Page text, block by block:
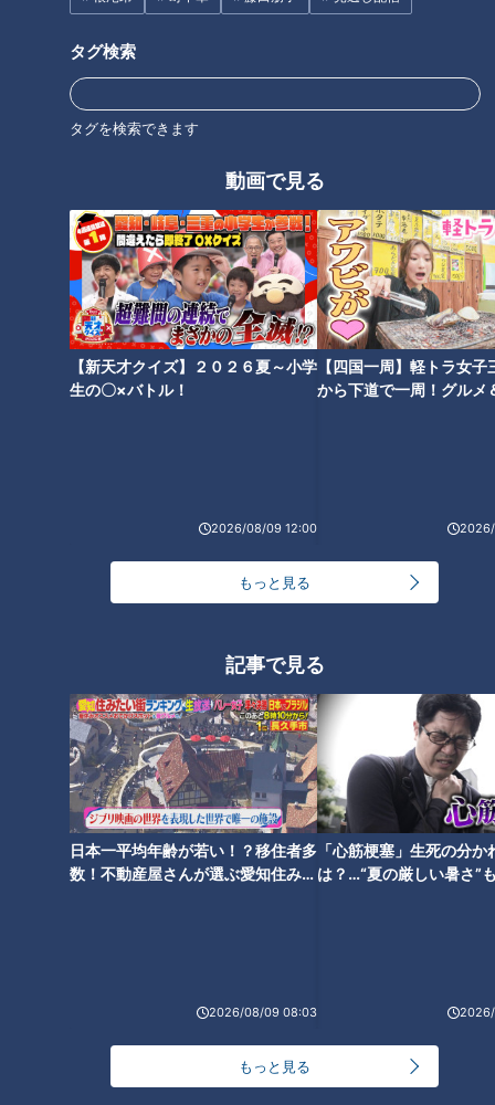
タグ検索
タグを検索できます
動画で見る
【新天才クイズ】２０２６夏～小学
生の〇×バトル！
2026/08/09 12:00
【四国一周】軽トラ女子
から下道で一周！グルメ
もっと見る
記事で見る
日本一平均年齢が若い！？移住者多
数！不動産屋さんが選ぶ愛知住みた
2026/08/09 08:03
「心筋梗塞」生死の分か
は？…“夏の厳しい暑さ”
もっと見る
オススメ関連コンテンツ
新たな背番号に活躍を誓う福
永、松木平そして根尾～愛しの
ドラゴンズ！２０２５
高橋宏斗が無傷の２５勝達成、
細川＆石川昂＆ボスラーの３０
発トリオ誕生etc・・・ 井上竜
はこうして優勝する！イチサン
ドラ視聴者の勝手な９つの大予
泣き虫はもう卒業！竜の新星・
開幕ローテ入りを狙います！」
ドラゴンズの新旧・選手会長４
ティネス攻略法
来季は期待の背番号7へ！二軍
スタートから四番打者も務めた
竜の強打者・福永裕基の成長の
シーズンを振り返る！